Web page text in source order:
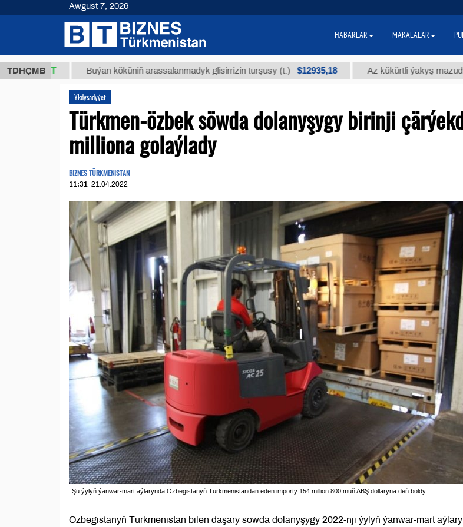
TDHÇMB
ТМТ Buýan köküniň arassalanmadyk glisirrizin turşusy (t.) $12935,18 Az kükürtli ýakyş mazudy (t.)
Ykdysadyýet
Türkmen-özbek söwda dolanyşygy birinji
milliona golaýlady
BIZNES TÜRKMENISTAN
11:31 21.04.2022
Şu ýylyň ýanwar-mart aýlarynda Özbegistanyň Türkmenistandan eden importy 154 million 800 müň ABŞ dollaryna deň boldy.
Özbegistanyň Türkmenistan bilen daşary söwda dolanyşygy 2022-nji ýylyň ýanwar-mart
Awgust 7, 2026
HABARLAR MAKALALAR